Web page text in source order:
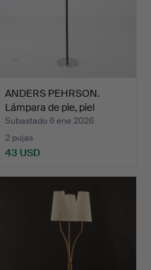
ANDERS PEHRSON.
Lámpara de pie, piel
negra…
Subastado 6 ene 2026
2 pujas
43 USD